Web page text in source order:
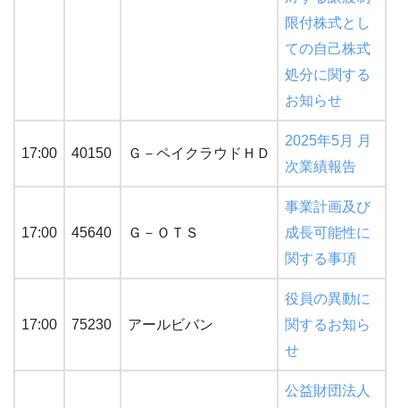
限付株式とし
ての自己株式
処分に関する
お知らせ
17:00 40150 Ｇ－ペイクラウドＨＤ
2025年5月 月
次業績報告
17:00 45640 Ｇ－ＯＴＳ
事業計画及び
成長可能性に
関する事項
17:00 75230 アールビバン
役員の異動に
関するお知ら
せ
公益財団法人